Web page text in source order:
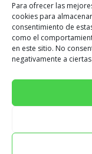
Para ofrecer las
cookies para
consentimiento de
como el
en este sitio. No
negativamente a
CENTROS
POLÍTICA DE